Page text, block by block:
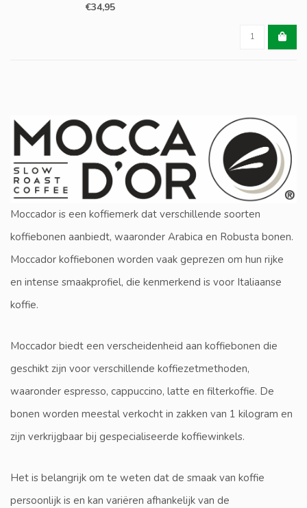
€34,95
Moccador is een koffiemerk dat verschillende soorten
koffiebonen aanbiedt, waaronder Arabica en Robusta bonen.
Moccador koffiebonen worden vaak geprezen om hun rijke
en intense smaakprofiel, die kenmerkend is voor Italiaanse
koffie.
Moccador biedt een verscheidenheid aan koffiebonen die
geschikt zijn voor verschillende koffiezetmethoden,
waaronder espresso, cappuccino, latte en filterkoffie. De
bonen worden meestal verkocht in zakken van 1 kilogram en
zijn verkrijgbaar bij gespecialiseerde koffiewinkels.
Het is belangrijk om te weten dat de smaak van koffie
persoonlijk is en kan variëren afhankelijk van de